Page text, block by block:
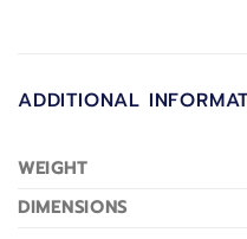
ADDITIONAL
WEIGHT
DIMENSIONS